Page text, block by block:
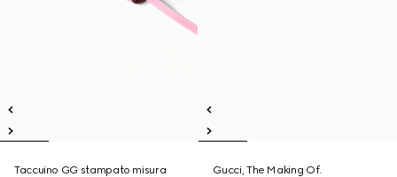
Taccuino GG stampato misura
Gucci, The Making Of.